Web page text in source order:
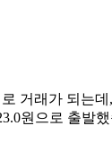
거래가 되는데
원으로 출발